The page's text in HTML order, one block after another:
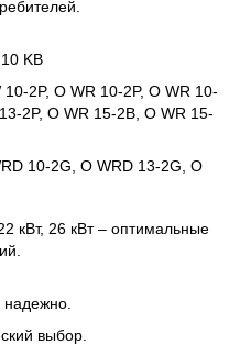
KB
2P, O WR 10-2P, O WR 10-
2P, O WR 15-2B, O WR 15-
10-2G, O WRD 13-2G, O
кВт, 26 кВт – оптимальные
надежно.
выбор.